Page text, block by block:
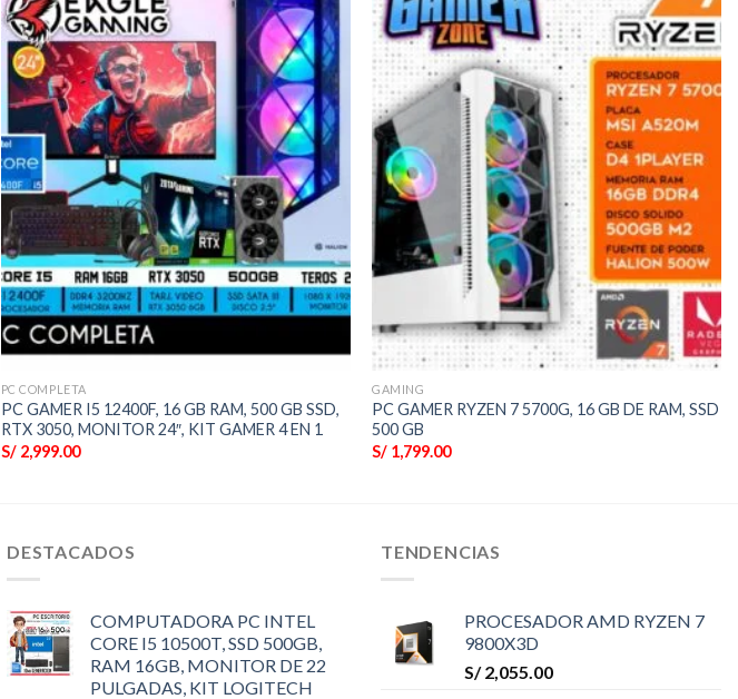
PC COMPLETA
PC GAMER I5 12400F, 16 GB RAM, 500 GB SSD,
RTX 3050, MONITOR 24″, KIT GAMER 4 EN 1
S/2,999.00
GAMING
PC GAMER RYZEN 7 5700G, 16 GB DE RAM, SSD
500 GB
S/ 1,799.00
DESTACADOS
COMPUTADORA PC INTEL
CORE I5 10500T, SSD 500GB,
RAM 16GB, MONITOR DE 22
PULGADAS, KIT LOGITECH
TENDENCIAS
PROCESADOR AMD RYZEN 7
9800X3D
S/2,055.00